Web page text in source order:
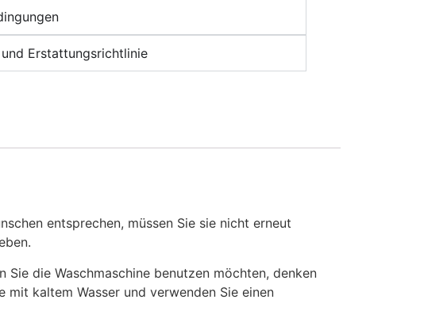
Erstattungsrichtlinie
entsprechen, müssen Sie sie nicht erneut
die Waschmaschine benutzen möchten, denken
mit kaltem Wasser und verwenden Sie einen